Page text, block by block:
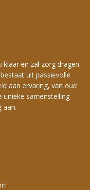
en zal zorg dragen
uit passievolle
aan ervaring, van oud
unieke samenstelling
aan.
English
Deutsch